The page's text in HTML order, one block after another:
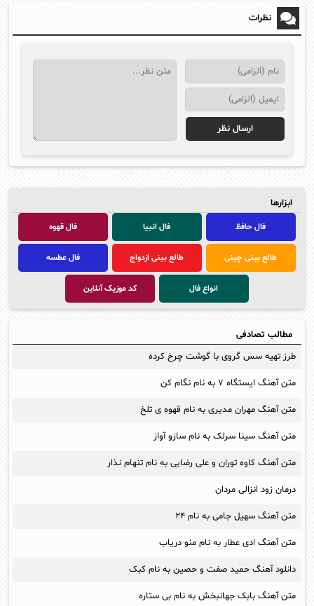
نظرات
ابزارها
فال حافظ فال انبیا فال قهوه
طالع بینی چینی طالع بینی ازدواج فال عطسه
انواع فال کد موزیک آنلاین
مطالب تصادفی
طرز تهیه سس گروی با گوشت چرخ کرده
متن آهنگ ایستگاه ۷ به نام نگام کن
متن آهنگ مهران مدیری به نام قهوه ی تلخ
متن آهنگ سینا سرلک به نام سازو آواز
متن آهنگ کاوه توران و علی رضایی به نام تنهام نذار
درمان زود انزالی مردان
متن آهنگ سهیل جامی به نام ۲۴
متن آهنگ ادی عطار به نام منو دریاب
دانلود آهنگ حمید صفت و حصین به نام کبک
متن آهنگ بابک جهانبخش به نام بی ستاره